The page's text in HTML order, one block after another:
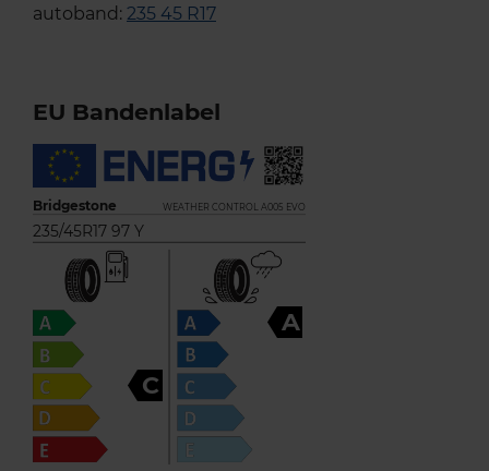
autoband: 235 45 R17
EU Bandenlabel
Bridgestone WEATHER CONTROL A005 EVO
235/45R17 97 Y
C
A